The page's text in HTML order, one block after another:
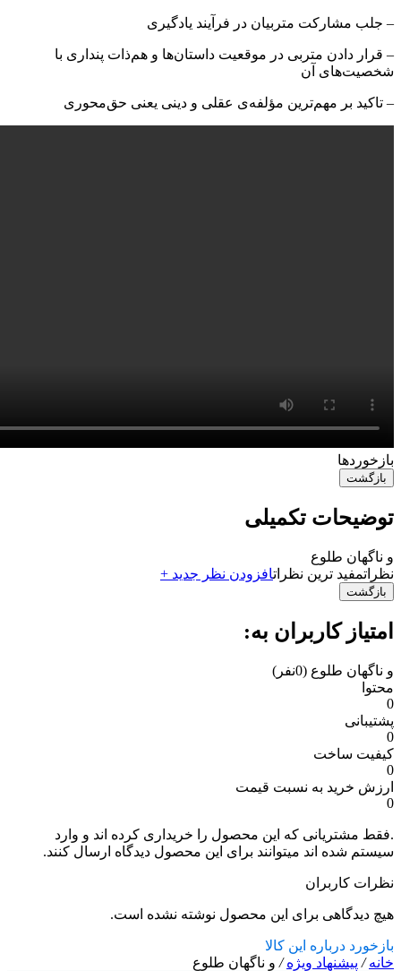
– جلب مشارکت متربیان در فرآیند یادگیری
– قرار دادن متربی در موقعیت داستان‌ها و هم‌ذات پنداری با
شخصیت‌های آن
– تاکید بر مهم‌ترین مؤلفه‌ی عقلی و دینی یعنی حق‌محوری
‌بازخوردها
بازگشت
توضیحات تکمیلی
و ناگهان طلوع
نظراتمفید ترین نظراتافزودن نظر جدید +
بازگشت
امتیاز کاربران به:
و ناگهان طلوع (0نفر)
محتوا
0
پشتیبانی
0
کیفیت ساخت
0
ارزش خرید به نسبت قیمت
0
.فقط مشتریانی که این محصول را خریداری کرده اند و وارد
سیستم شده اند میتوانند برای این محصول دیدگاه ارسال کنند.
نظرات کاربران
هیچ دیدگاهی برای این محصول نوشته نشده است.
بازخورد درباره این کالا
خانه/ پیشنهاد ویژه/ و ناگهان طلوع